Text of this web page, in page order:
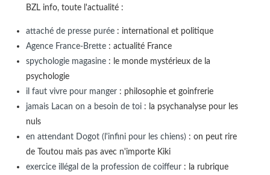
BZL info, toute l'actualité :
attaché de presse purée: international et politique
Agence France-Brette: actualité France
spychologie magasine: le monde mystérieux de la
psychologie
il faut vivre pour manger: philosophie et goinfrerie
jamais Lacan on a besoin de toi: la psychanalyse pour les
nuls
en attendant Dogot (l'infini pour les chiens): on peut rire
de Toutou mais pas avec n'importe Kiki
exercice illégal de la profession de coiffeur: la rubrique